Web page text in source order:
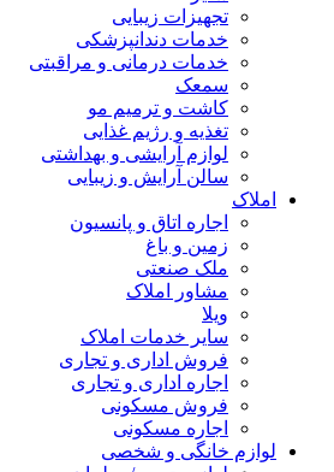
تجهیزات زیبایی
خدمات دندانپزشکی
خدمات درمانی و مراقبتی
سمعک
کاشت و ترمیم مو
تغذیه و رژیم غذایی
لوازم آرایشی و بهداشتی
سالن آرایش و زیبایی
املاک
اجاره اتاق و پانسیون
زمین و باغ
ملک صنعتی
مشاور املاک
ویلا
سایر خدمات املاک
فروش اداری و تجاری
اجاره اداری و تجاری
فروش مسکونی
اجاره مسکونی
لوازم خانگی و شخصی